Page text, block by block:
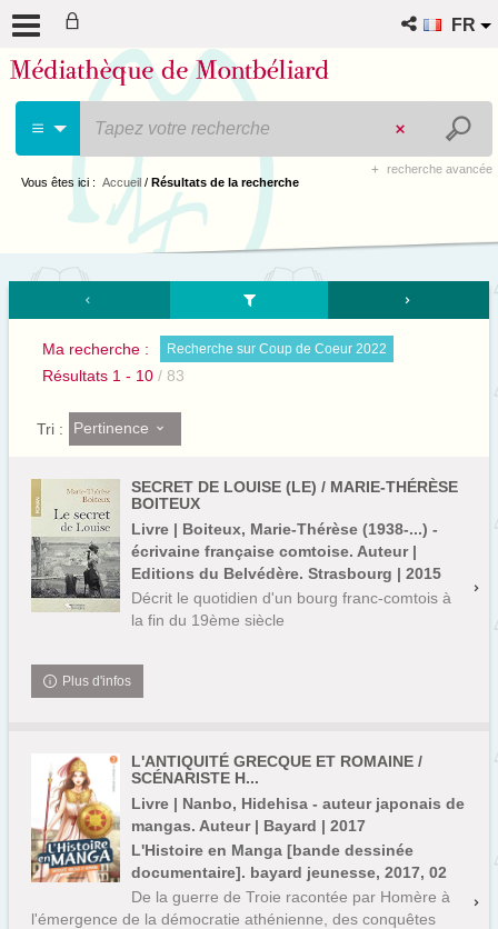
FR
recherche avancée
Vous êtes ici : Accueil / Résultats de la recherche
Ma recherche : Recherche sur Coup de Coeur 2022
Résultats 1 - 10 / 83
Tri : Pertinence
SECRET DE LOUISE (LE) / MARIE-THÉRÈSE
BOITEUX
Livre | Boiteux, Marie-Thérèse (1938-...) -
écrivaine française comtoise. Auteur |
Editions du Belvédère. Strasbourg | 2015
Décrit le quotidien d'un bourg franc-comtois à
la fin du 19ème siècle
Plus d'infos
L'ANTIQUITÉ GRECQUE ET ROMAINE /
SCÉNARISTE H...
Livre | Nanbo, Hidehisa - auteur japonais de
mangas. Auteur | Bayard | 2017
L'Histoire en Manga [bande dessinée
documentaire]. bayard jeunesse, 2017, 02
De la guerre de Troie racontée par Homère à
l'émergence de la démocratie athénienne, des conquêtes